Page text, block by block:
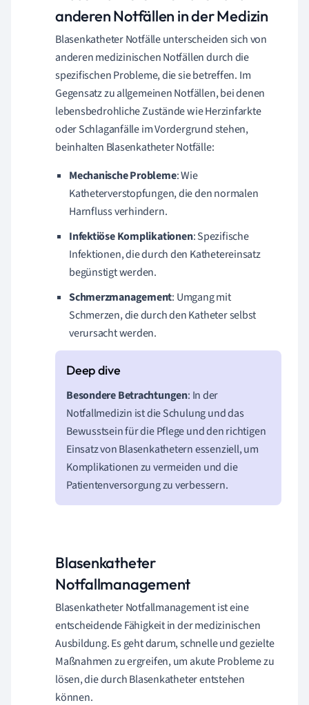
anderen Notfällen in der Medizin
Blasenkatheter Notfälle unterscheiden sich von
anderen medizinischen Notfällen durch die
spezifischen Probleme, die sie betreffen. Im
Gegensatz zu allgemeinen Notfällen, bei denen
lebensbedrohliche Zustände wie Herzinfarkte
oder Schlaganfälle im Vordergrund stehen,
beinhalten Blasenkatheter Notfälle:
Mechanische Probleme: Wie
Katheterverstopfungen, die den normalen
Harnfluss verhindern.
Infektiöse Komplikationen: Spezifische
Infektionen, die durch den Kathetereinsatz
begünstigt werden.
Schmerzmanagement: Umgang mit
Schmerzen, die durch den Katheter selbst
verursacht werden.
Besondere Betrachtungen: In der
Notfallmedizin ist die Schulung und das
Bewusstsein für die Pflege und den richtigen
Einsatz von Blasenkathetern essenziell, um
Komplikationen zu vermeiden und die
Patientenversorgung zu verbessern.
Blasenkatheter
Notfallmanagement
Blasenkatheter Notfallmanagement ist eine
entscheidende Fähigkeit in der medizinischen
Ausbildung. Es geht darum, schnelle und gezielte
Maßnahmen zu ergreifen, um akute Probleme zu
lösen, die durch Blasenkatheter entstehen
können.